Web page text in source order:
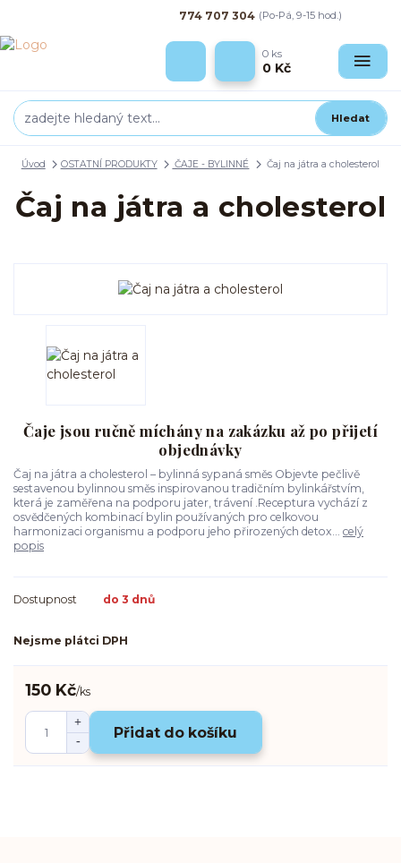
Hledat
774 707 304 (Po-Pá, 9-15 hod.)
0 ks
0 Kč
Úvod OSTATNÍ PRODUKTY ČAJE - BYLINNÉ Čaj na játra a cholesterol
Čaj na játra a cholesterol
Čaje jsou ručně míchány na zakázku až po přijetí
objednávky
Čaj na játra a cholesterol – bylinná sypaná směs Objevte pečlivě
sestavenou bylinnou směs inspirovanou tradičním bylinkářstvím,
která je zaměřena na podporu jater, trávení .Receptura vychází z
osvědčených kombinací bylin používaných pro celkovou
harmonizaci organismu a podporu jeho přirozených detox... celý
popis
Dostupnost do 3 dnů
Nejsme plátci DPH
150 Kč/ks
Přidat do košíku